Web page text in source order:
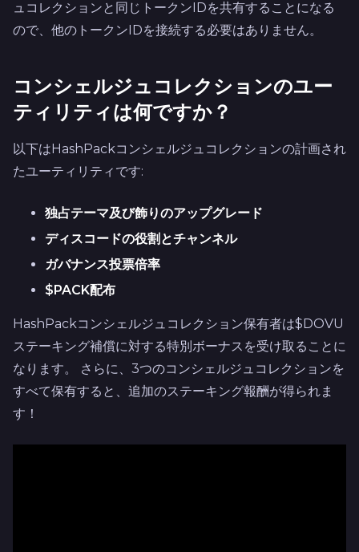
ュコレクションと同じトークンIDを共有することになる
ので、他のトークンIDを接続する必要はありません。
コンシェルジュコレクションのユー
ティリティは何ですか？
以下はHashPackコンシェルジュコレクションの計画され
たユーティリティです:
独占テーマ及び飾りのアップグレード
ディスコードの役割とチャンネル
ガバナンス投票倍率
$PACK配布
HashPackコンシェルジュコレクション保有者は$DOVU
ステーキング補償に対する特別ボーナスを受け取ることに
なります。 さらに、3つのコンシェルジュコレクションを
すべて保有すると、追加のステーキング報酬が得られま
す！